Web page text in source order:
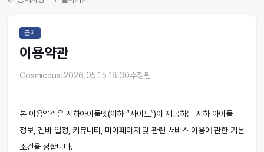
공지
이용약관
Cosmicdust2026.05.15 18:30수정됨
본 이용약관은 지하아이돌넷(이하 “사이트”)이 제공하는 지하 아이돌
정보, 겐바 일정, 커뮤니티, 마이페이지 및 관련 서비스 이용에 관한 기본
조건을 정합니다.